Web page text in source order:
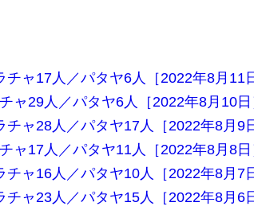
ャ17人／パタヤ6人［2022年8月11
ャ29人／パタヤ6人［2022年8月10日
ャ28人／パタヤ17人［2022年8月9
ャ17人／パタヤ11人［2022年8月8日
ャ16人／パタヤ10人［2022年8月7
ャ23人／パタヤ15人［2022年8月6